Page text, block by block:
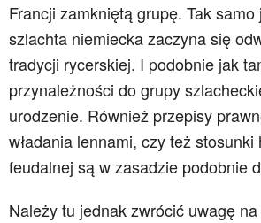
Francji zamkniętą grupę. Tak samo
szlachta niemiecka zaczyna się
tradycji rycerskiej. I podobnie jak
przynależności do grupy
urodzenie. Również przepisy
władania lennami, czy też stosunki
feudalnej są w zasadzie podobnie
Należy tu jednak zwrócić uwagę